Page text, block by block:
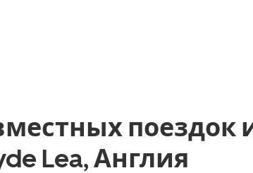
поездок
Lea, Англия